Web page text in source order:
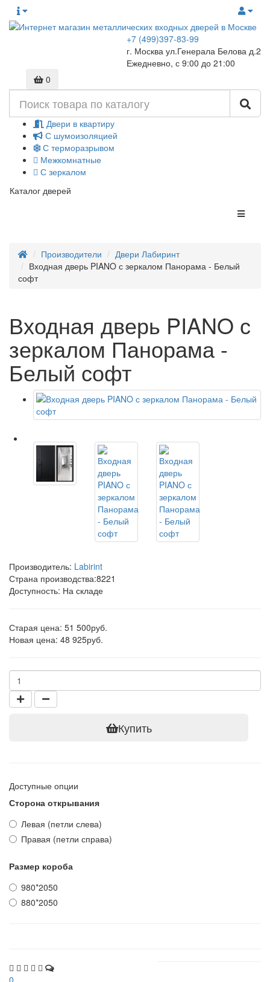
+7 (499)397-83-99
г. Москва ул.Генерала Белова д.2
Ежедневно, с 9:00 до 21:00
0
Двери в квартиру
С шумоизоляцией
С терморазрывом
Межкомнатные
С зеркалом
Каталог дверей
Производители
Двери Лабиринт
Входная дверь PIANO с зеркалом Панорама - Белый
софт
Входная дверь PIANO с
зеркалом Панорама -
Белый софт
Производитель: Labirint
Страна производства:8221
Доступность: На складе
Старая цена: 51 500руб.
Новая цена: 48 925руб.
Купить
Доступные опции
Сторона открывания
Левая (петли слева)
Правая (петли справа)
Размер короба
980*2050
880*2050
0